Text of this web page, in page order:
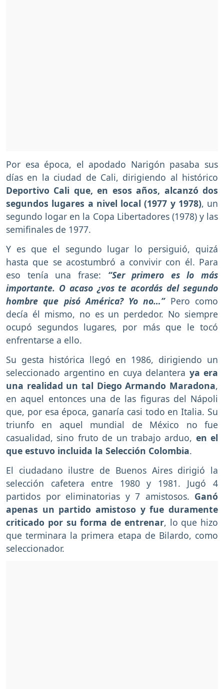
Por esa época, el apodado Narigón pasaba sus
días en la ciudad de Cali, dirigiendo al histórico
Deportivo Cali que, en esos años, alcanzó dos
segundos lugares a nivel local (1977 y 1978), un
segundo logar en la Copa Libertadores (1978) y las
semifinales de 1977.
Y es que el segundo lugar lo persiguió, quizá
hasta que se acostumbró a convivir con él. Para
eso tenía una frase: “Ser primero es lo más
importante. O acaso ¿vos te acordás del segundo
hombre que pisó América? Yo no…”Pero como
decía él mismo, no es un perdedor. No siempre
ocupó segundos lugares, por más que le tocó
enfrentarse a ello.
Su gesta histórica llegó en 1986, dirigiendo un
seleccionado argentino en cuya delantera ya era
una realidad un tal Diego Armando Maradona,
en aquel entonces una de las figuras del Nápoli
que, por esa época, ganaría casi todo en Italia. Su
triunfo en aquel mundial de México no fue
casualidad, sino fruto de un trabajo arduo, en el
que estuvo incluida la Selección Colombia.
El ciudadano ilustre de Buenos Aires dirigió la
selección cafetera entre 1980 y 1981. Jugó 4
partidos por eliminatorias y 7 amistosos. Ganó
apenas un partido amistoso y fue duramente
criticado por su forma de entrenar, lo que hizo
que terminara la primera etapa de Bilardo, como
seleccionador.